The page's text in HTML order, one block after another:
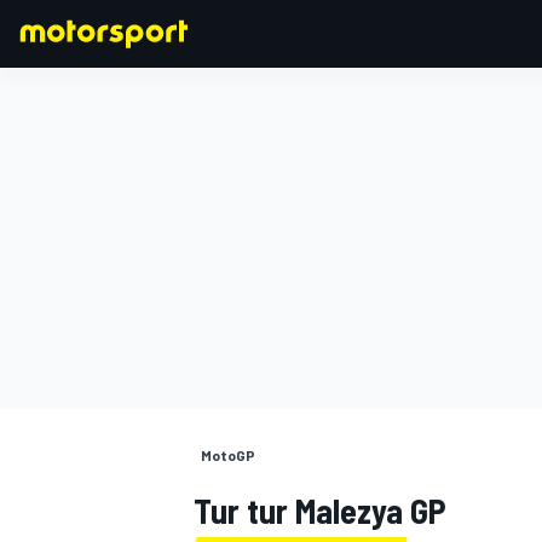
MotoGP
Tur tur Malezya GP